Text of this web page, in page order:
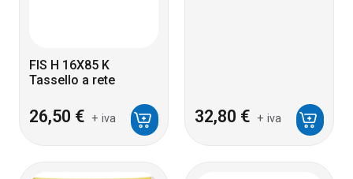
FIS H 16X85 K
Tassello a rete
26,50 € + iva 32,80 € + iva